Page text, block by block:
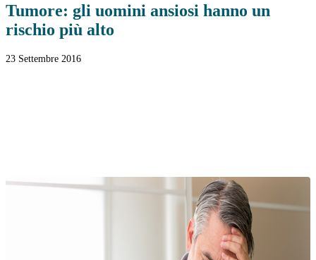
Tumore: gli uomini ansiosi hanno un
rischio più alto
23 Settembre 2016